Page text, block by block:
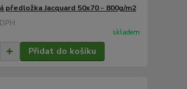
předložka Jacquard 50x70 - 800g/m2
skladem
Přidat do košíku